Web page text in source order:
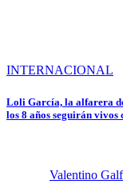
INTERNACIONAL
Loli García, la alfarera
los 8 años seguirán vivos
Valentino